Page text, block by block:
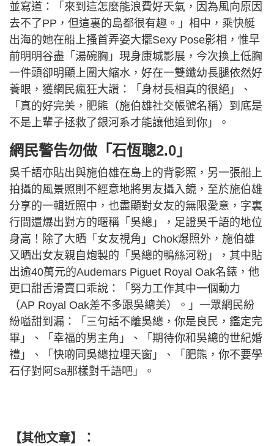
並寫道：「來到這怎麼能浪費好天氣，因為風向原因
去不了PP，但這裏的島都很有趣。」相中，乘快艇
出海的她在船上搔首弄姿大擺Sexy Pose影相，惟早
前明明谷盡「湯碗胸」現身康城影展，今次換上低胸
一件頭卻明顯上圍大縮水，好在一雙纖幼長腿依然好
養眼，獲網民瘋狂大讚：「身材長相真的很絕」、
「真的好完美，肥熊（施伯雄社交帳號名稱）到底是
不是上輩子拯救了銀河系才能讓他追到你」。
網民警告勿做「石恆聰2.0」
吳千語亦貼出與施伯雄在島上的背影照，另一張船上
拍攝的風景照則不經意地將男友攝入鏡，至於施伯雄
分享的一輯近照中，也盡顯對女友的無限愛意，字裏
行間還爆出對方的暱稱「吳總」，足證吳千語的地位
身高！除了大晒「女友視角」Chok爆照外，施伯雄
又晒出女友親自炮製的「吳總的鴨絲河粉」，其中貼
出逾40萬元的Audemars Piguet Royal Oak名錶，他
更口甜舌滑賣口乖說：「努力工作其中一個動力
（AP Royal Oak差不多跟吳總美）。」一眾網民紛
紛嗌甜到漏：「三句話不離吳總，你是良民，鑑定完
畢」、「幸福的男主角」、「期待你和吳總的世紀婚
禮」、「快啲同吳總拉埋天窗」、「肥熊，你不要學
石仔對阿Sa那樣對千語吧」。
【其他文章】：